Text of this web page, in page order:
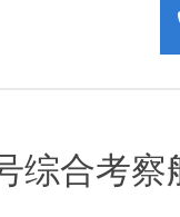
综合考